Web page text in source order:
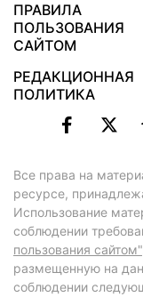
ПРАВИЛА
ПОЛЬЗОВАНИЯ
САЙТОМ
РЕДАКЦИОННАЯ
ПОЛИТИКА
Все права на
ресурсе,
Использование
соблюдении
пользования сайтом"
размещенную на
соблюдении